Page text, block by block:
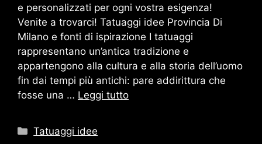
e personalizzati per ogni vostra esigenza!
Venite a trovarci! Tatuaggi idee Provincia Di
Milano e fonti di ispirazione I tatuaggi
rappresentano un’antica tradizione e
appartengono alla cultura e alla storia dell’uomo
fin dai tempi più antichi: pare addirittura che
fosse una … Leggi tutto
Categorie
Tatuaggi idee